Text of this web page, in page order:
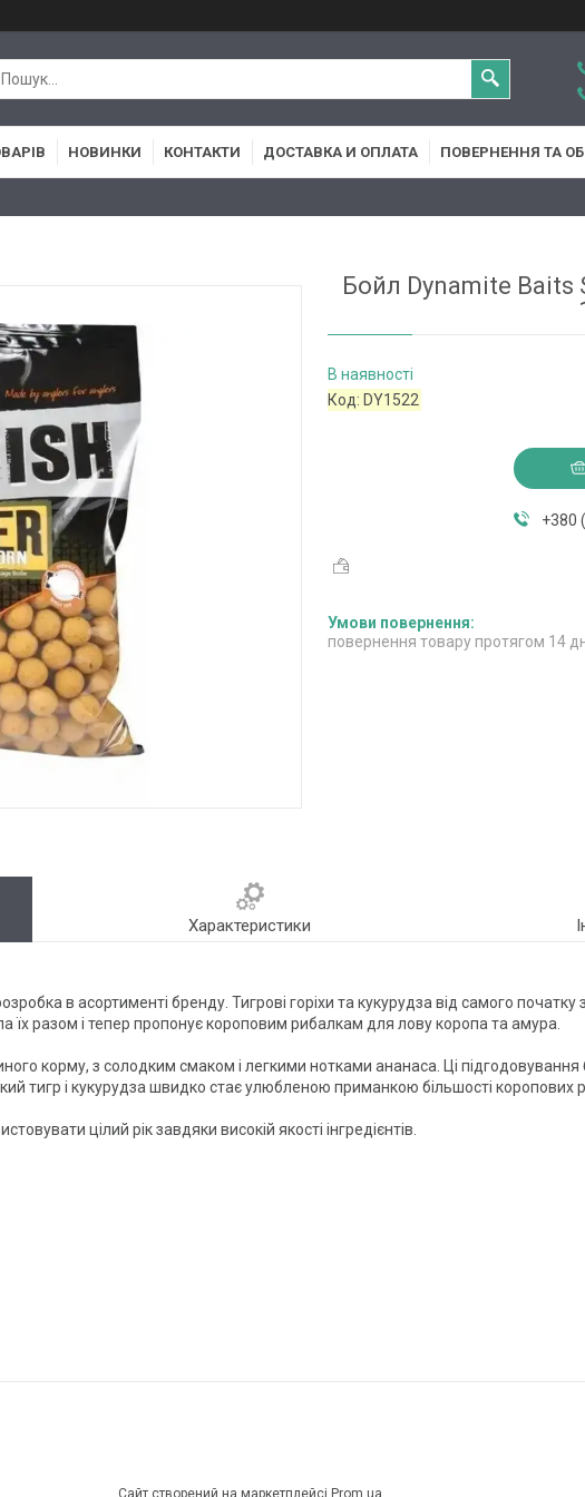
НОВИНКИ КОНТАКТИ ДОСТАВКА И ОПЛАТА ПОВЕРНЕННЯ ТА
Бойл Dynamite Baits
В наявності
Код: DY1522
+380
повернення товару протягом 14
Характеристики
в асортименті бренду. Тигрові горіхи та кукурудза від самого
їх разом і тепер пропонує короповим рибалкам для лову коропа та амура.
корму, з солодким смаком і легкими нотками ананаса. Ці
тигр і кукурудза швидко стає улюбленою приманкою більшості коропових
цілий рік завдяки високій якості інгредієнтів.